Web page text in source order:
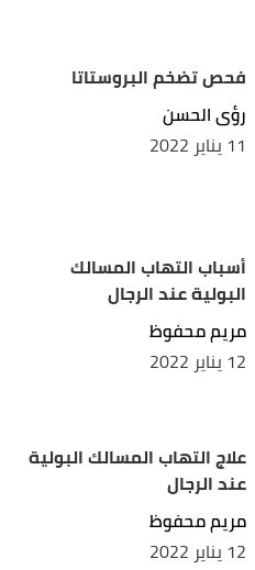
فحص تضخم البروستاتا
رؤى الحسن
11 يناير 2022
أسباب التهاب المسالك
البولية عند الرجال
مريم محفوظ
12 يناير 2022
علاج التهاب المسالك البولية
عند الرجال
مريم محفوظ
12 يناير 2022